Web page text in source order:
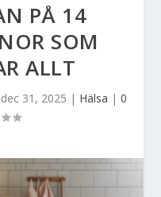
PÅ 14
SOM
ALLT
dec 31, 2025 | Hälsa | 0